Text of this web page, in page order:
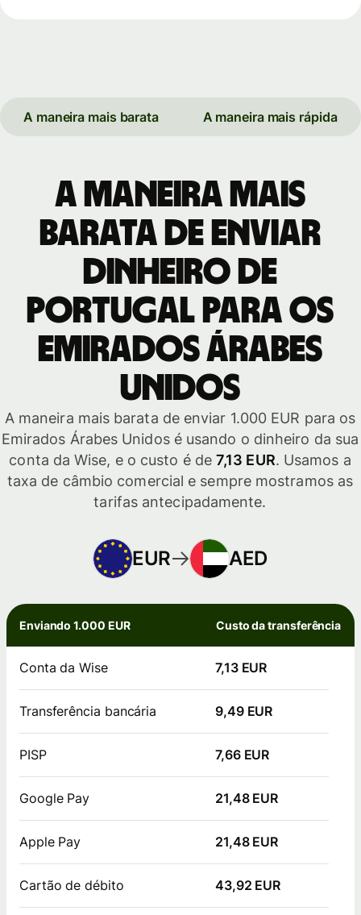
A maneira mais barata A maneira mais rápida
A maneira mais
barata de enviar
dinheiro de
Portugal para os
Emirados Árabes
Unidos
A maneira mais barata de enviar 1.000 EUR para os
Emirados Árabes Unidos é usando o dinheiro da sua
conta da Wise, e o custo é de7,13 EUR. Usamos a
taxa de câmbio comercial e sempre mostramos as
tarifas antecipadamente.
EUR AED
Enviando 1.000 EUR Custo da transferência
Conta da Wise 7,13 EUR
Transferência bancária 9,49 EUR
PISP 7,66 EUR
Google Pay 21,48 EUR
Apple Pay 21,48 EUR
Cartão de débito 43,92 EUR